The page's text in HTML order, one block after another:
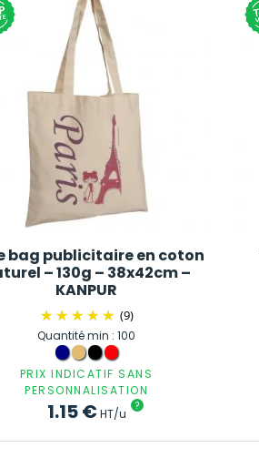
bag publicitaire en coton
– 130g – 38x42cm –
KANPUR
(9)
Quantité min : 100
PRIX INDICATIF SANS
PERSONNALISATION
1.15€HT/u
?